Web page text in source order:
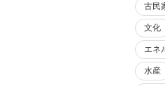
古民
文化
エネ
水産